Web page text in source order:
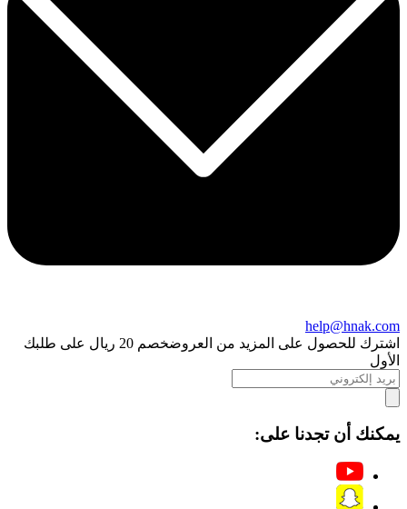
help@hnak.com
اشترك للحصول على المزيد من العروض
خصم 20 ريال على طلبك
الأول
يمكنك أن تجدنا على: